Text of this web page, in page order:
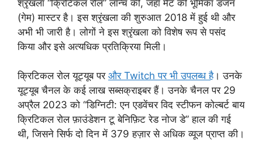
श्रृंखला “क्रिटिकल रोल” लॉन्च की, जहां मैट की भूमिका डंजन
(गेम) मास्टर है। इस श्रृंखला की शुरुआत 2018 में हुई थी और
अभी भी जारी है। लोगों ने इस श्रृंखला को विशेष रूप से पसंद
किया और इसे अत्यधिक प्रतिक्रिया मिली।
क्रिटिकल रोल यूट्यूब पर और Twitch पर भी उपलब्ध है। उनके
यूट्यूब चैनल के कई लाख सब्सक्राइबर हैं। उनके चैनल पर 29
अप्रैल 2023 को “डिग्निटी: एन एडवेंचर विद स्टीफन कोल्बर्ट बाय
क्रिटिकल रोल फ़ाउंडेशन टू बेनिफ़िट रेड नोज डे” हाल की गई
थी, जिसने सिर्फ दो दिन में 379 हज़ार से अधिक व्यूज प्राप्त की।